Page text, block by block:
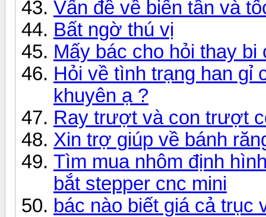
Vấn đề về biến tần và
Bất ngờ thú vị
Mấy bác cho hỏi thay
Hỏi về tình trạng han gỉ
khuyên ạ ?
Ray trượt và con trượt
Xin trợ giúp về bánh
Tìm mua nhôm định
bắt stepper cnc mini
bác nào biết giá cả